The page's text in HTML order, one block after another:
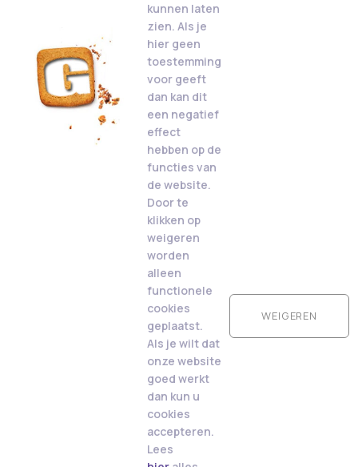
kunnen laten
zien. Als je
hier geen
toestemming
voor geeft
dan kan dit
een negatief
effect
hebben op de
functies van
de website.
Door te
klikken op
weigeren
worden
alleen
functionele
cookies
geplaatst.
Als je wilt dat
onze website
goed werkt
dan kun u
cookies
accepteren.
Lees
WEIGEREN